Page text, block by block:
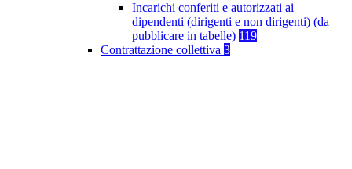
Incarichi conferiti e autorizzati ai
dipendenti (dirigenti e non dirigenti) (da
pubblicare in tabelle) 119
Contrattazione collettiva 3